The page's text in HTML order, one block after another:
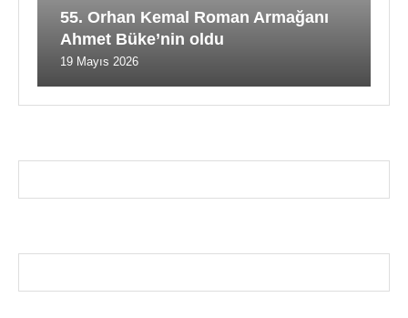
55. Orhan Kemal Roman Armağanı
Ahmet Büke’nin oldu
19 Mayıs 2026